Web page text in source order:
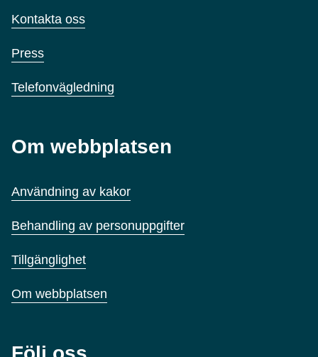
Kontakta oss
Press
Telefonvägledning
Om webbplatsen
Användning av kakor
Behandling av personuppgifter
Tillgänglighet
Om webbplatsen